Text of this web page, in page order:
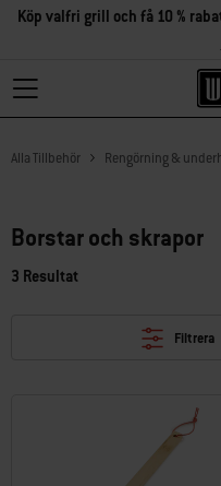
Köp valfri grill och få 10 %
Alla Tillbehör Rengörning &
Borstar och skrapor
3 Resultat
Filtrera